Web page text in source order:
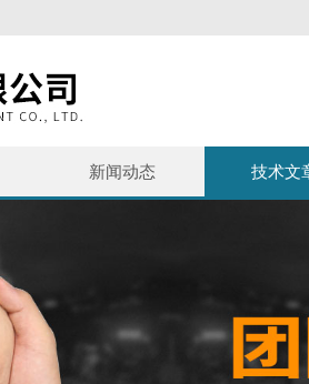
新闻动态 技术文